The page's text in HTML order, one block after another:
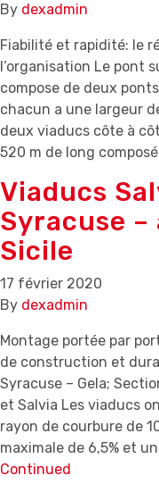
By dexadmin
Fiabilité et rapidité: le
l’organisation Le pont
compose de deux
chacun a une largeur
deux viaducs côte à
520 m de long
Viaducs
Syracuse
Sicile
17 février 2020
By dexadmin
Montage portée par
de construction et
Syracuse – Gela;
et Salvia Les viaducs
rayon de courbure de
maximale de 6,5% et
Continued